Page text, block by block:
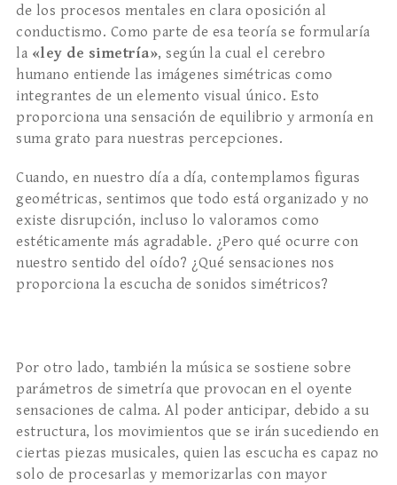
de los procesos mentales en clara oposición al
conductismo. Como parte de esa teoría se formularía
la «ley de simetría», según la cual el cerebro
humano entiende las imágenes simétricas como
integrantes de un elemento visual único. Esto
proporciona una sensación de equilibrio y armonía en
suma grato para nuestras percepciones.
Cuando, en nuestro día a día, contemplamos figuras
geométricas, sentimos que todo está organizado y no
existe disrupción, incluso lo valoramos como
estéticamente más agradable. ¿Pero qué ocurre con
nuestro sentido del oído? ¿Qué sensaciones nos
proporciona la escucha de sonidos simétricos?
Por otro lado, también la música se sostiene sobre
parámetros de simetría que provocan en el oyente
sensaciones de calma. Al poder anticipar, debido a su
estructura, los movimientos que se irán sucediendo en
ciertas piezas musicales, quien las escucha es capaz no
solo de procesarlas y memorizarlas con mayor